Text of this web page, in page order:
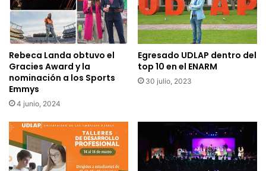
Rebeca Landa obtuvo el
Gracies Award y la
nominación a los Sports
Emmys
4 junio, 2024
Egresado UDLAP dentro del
top 10 en el ENARM
30 julio, 2023